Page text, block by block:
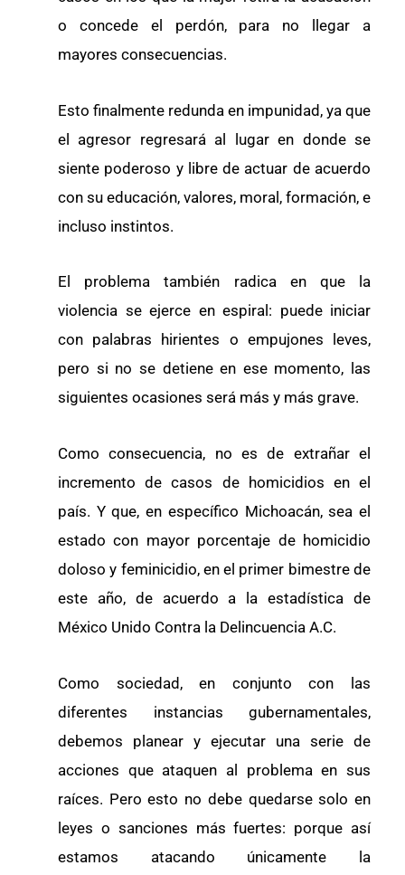
o concede el perdón, para no llegar a
mayores consecuencias.
Esto finalmente redunda en impunidad, ya que
el agresor regresará al lugar en donde se
siente poderoso y libre de actuar de acuerdo
con su educación, valores, moral, formación, e
incluso instintos.
El problema también radica en que la
violencia se ejerce en espiral: puede iniciar
con palabras hirientes o empujones leves,
pero si no se detiene en ese momento, las
siguientes ocasiones será más y más grave.
Como consecuencia, no es de extrañar el
incremento de casos de homicidios en el
país. Y que, en específico Michoacán, sea el
estado con mayor porcentaje de homicidio
doloso y feminicidio, en el primer bimestre de
este año, de acuerdo a la estadística de
México Unido Contra la Delincuencia A.C.
Como sociedad, en conjunto con las
diferentes instancias gubernamentales,
debemos planear y ejecutar una serie de
acciones que ataquen al problema en sus
raíces. Pero esto no debe quedarse solo en
leyes o sanciones más fuertes: porque así
estamos atacando únicamente la